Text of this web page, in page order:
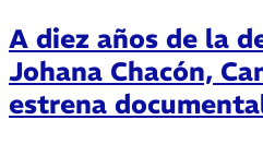
A diez años de la
Johana Chacón,
estrena